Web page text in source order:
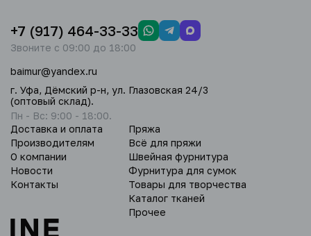
Доставка и оплата
Производителям
О компании
Новости
Контакты
Пряжа
Всё для пряжи
Швейная фурнитура
Фурнитура для сумок
Товары для творчества
Каталог тканей
Прочее
+7 (917) 464-33-33
Звоните с 09:00 до 18:00
baimur@yandex.ru
г. Уфа, Дёмский р-н, ул. Глазовская 24/3
(оптовый склад).
Пн - Вс: 9:00 - 18:00.